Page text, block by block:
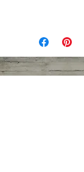
Nos